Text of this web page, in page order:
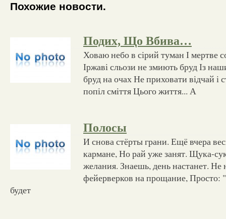
Похожие новости.
Подих, Що Вбива…
Ховаю небо в сірий туман І мертве
Іржаві сльози не змиють бруд Із
бруд на очах Не приховати відчай і
попіл сміття Цього життя... А
Полосы
И снова стёрты грани. Ещё вчера
кармане, Но рай уже занят. Щука-
желания. Знаешь, день настанет. Не
фейерверков на прощание, Просто:
будет